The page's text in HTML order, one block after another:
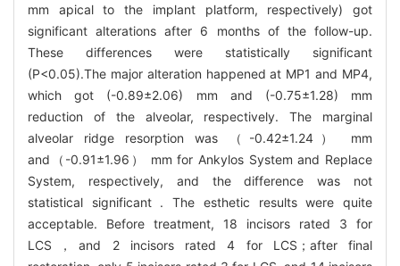
mm apical to the implant platform, respectively) got
significant alterations after 6 months of the follow-up.
These differences were statistically significant
(P<0.05).The major alteration happened at MP1 and MP4,
which got (-0.89±2.06) mm and (-0.75±1.28) mm
reduction of the alveolar, respectively. The marginal
alveolar ridge resorption was （-0.42±1.24） mm
and（-0.91±1.96） mm for Ankylos System and Replace
System, respectively, and the difference was not
statistical significant . The esthetic results were quite
acceptable. Before treatment, 18 incisors rated 3 for
LCS，and 2 incisors rated 4 for LCS；after final